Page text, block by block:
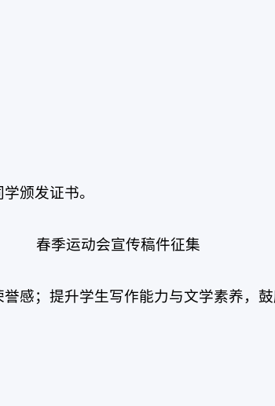
颁发证书。
春季运动会宣传稿件征集
感；提升学生写作能力与文学素养，